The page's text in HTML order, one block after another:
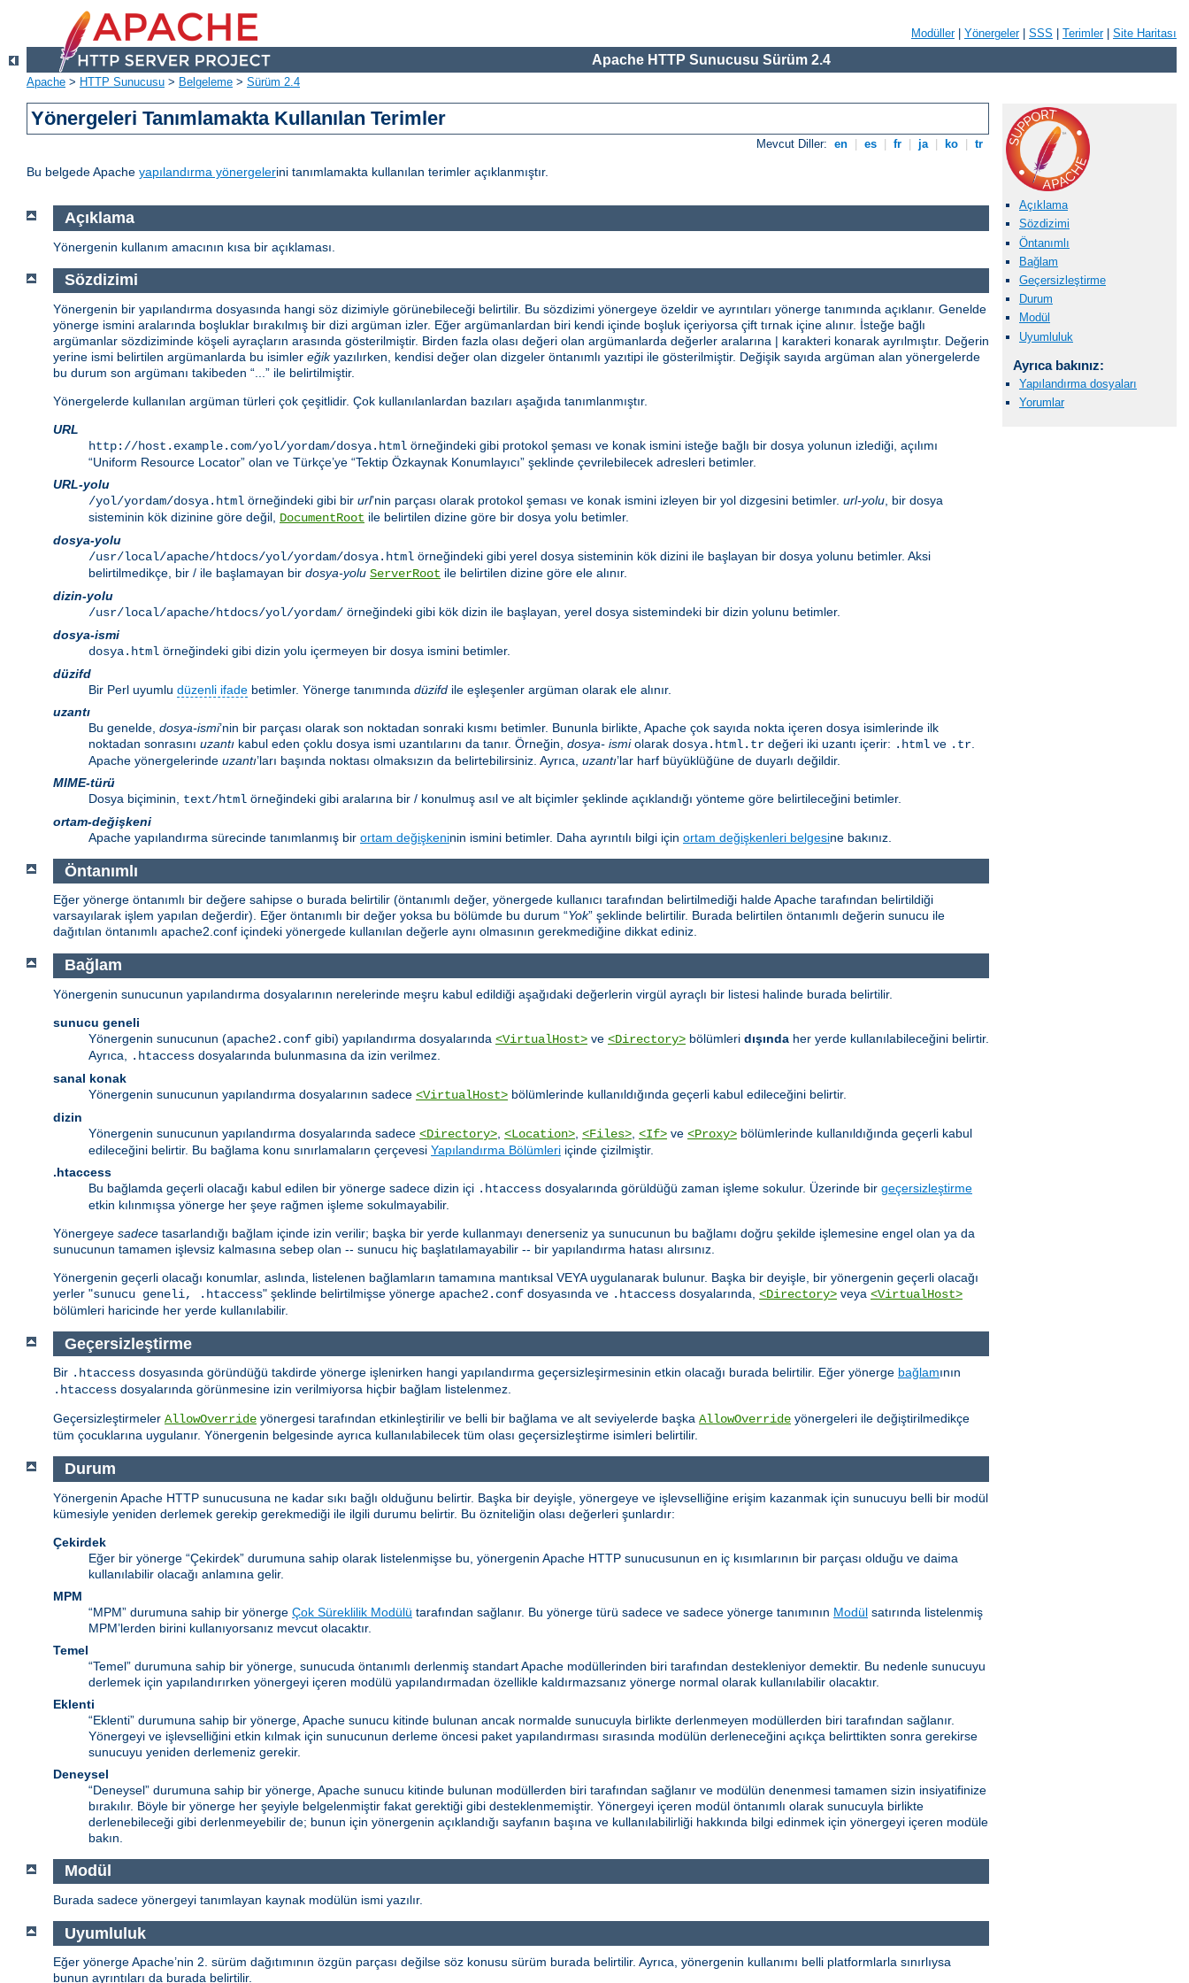
Modüller| Yönergeler| SSS Terimler| Site Haritası
Apache HTTP Sunucusu Sürüm 2.4
Apache > HTTP Sunucusu > Belgeleme > Sürüm 2.4
Yönergeleri Tanımlamakta Kullanılan Terimler
Mevcut Diller: en es fr ja ko tr
Bu belgede Apache yapılandırma yönergelerini tanımlamakta kullanılan terimler açıklanmıştır.
Açıklama
Sözdizimi
Öntanımlı
Bağlam
Geçersizleştirme
Durum
Modül
Uyumluluk
Ayrıca bakınız:
Yapılandırma dosyaları
Yorumlar
Açıklama
Yönergenin kullanım amacının kısa bir açıklaması.
Sözdizimi
Yönergenin bir yapılandırma dosyasında hangi söz dizimiyle görünebileceği belirtilir. Bu sözdizimi yönergeye özeldir ve ayrıntıları yönerge tanımında açıklanır. Genelde
yönerge ismini aralarında boşluklar bırakılmış bir dizi argüman izler. Eğer argümanlardan biri kendi içinde boşluk içeriyorsa çift tırnak içine alınır. İsteğe bağlı
argümanlar sözdiziminde köşeli ayraçların arasında gösterilmiştir. Birden fazla olası değeri olan argümanlarda değerler aralarına | karakteri konarak ayrılmıştır. Değerin
yerine ismi belirtilen argümanlarda bu isimler eğikyazılırken, kendisi değer olan dizgeler öntanımlı yazıtipi ile gösterilmiştir. Değişik sayıda argüman alan yönergelerde
bu durum son argümanı takibeden “...” ile belirtilmiştir.
Yönergelerde kullanılan argüman türleri çok çeşitlidir. Çok kullanılanlardan bazıları aşağıda tanımlanmıştır.
URL
http://host.example.com/yol/yordam/dosya.html örneğindeki gibi protokol şeması ve konak ismini isteğe bağlı bir dosya yolunun izlediği, açılımı
“Uniform Resource Locator” olan ve Türkçe’ye “Tektip Özkaynak Konumlayıcı” şeklinde çevrilebilecek adresleri betimler.
URL-yolu
/yol/yordam/dosya.html örneğindeki gibi bir url’nin parçası olarak protokol şeması ve konak ismini izleyen bir yol dizgesini betimler. url-yolu , bir dosya
sisteminin kök dizinine göre değil, DocumentRoot ile belirtilen dizine göre bir dosya yolu betimler.
dosya-yolu
/usr/local/apache/htdocs/yol/yordam/dosya.html örneğindeki gibi yerel dosya sisteminin kök dizini ile başlayan bir dosya yolunu betimler. Aksi
belirtilmedikçe, bir / ile başlamayan bir dosya-yolu ServerRoot ile belirtilen dizine göre ele alınır.
dizin-yolu
/usr/local/apache/htdocs/yol/yordam/ örneğindeki gibi kök dizin ile başlayan, yerel dosya sistemindeki bir dizin yolunu betimler.
dosya-ismi
dosya.html örneğindeki gibi dizin yolu içermeyen bir dosya ismini betimler.
düzifd
Bir Perl uyumlu düzenli ifade betimler. Yönerge tanımında düzifd ile eşleşenler argüman olarak ele alınır.
uzantı
Bu genelde, dosya-ismi’nin bir parçası olarak son noktadan sonraki kısmı betimler. Bununla birlikte, Apache çok sayıda nokta içeren dosya isimlerinde ilk
noktadan sonrasını uzantı kabul eden çoklu dosya ismi uzantılarını da tanır. Örneğin, dosya- ismiolarak dosya.html.tr değeri iki uzantı içerir: .html ve .tr
Apache yönergelerinde uzantı’ları başında noktası olmaksızın da belirtebilirsiniz. Ayrıca, uzantı’lar harf büyüklüğüne de duyarlı değildir.
MIME-türü
Dosya biçiminin, text/html örneğindeki gibi aralarına bir / konulmuş asıl ve alt biçimler şeklinde açıklandığı yönteme göre belirtileceğini betimler.
ortam-değişkeni
Apache yapılandırma sürecinde tanımlanmış bir ortam değişkeninin ismini betimler. Daha ayrıntılı bilgi için ortam değişkenleri belgesine bakınız.
Öntanımlı
Eğer yönerge öntanımlı bir değere sahipse o burada belirtilir (öntanımlı değer, yönergede kullanıcı tarafından belirtilmediği halde Apache tarafından belirtildiği
varsayılarak işlem yapılan değerdir). Eğer öntanımlı bir değer yoksa bu bölümde bu durum “Yok” şeklinde belirtilir. Burada belirtilen öntanımlı değerin sunucu ile
dağıtılan öntanımlı apache2.conf içindeki yönergede kullanılan değerle aynı olmasının gerekmediğine dikkat ediniz.
Bağlam
Yönergenin sunucunun yapılandırma dosyalarının nerelerinde meşru kabul edildiği aşağıdaki değerlerin virgül ayraçlı bir listesi halinde burada belirtilir.
sunucu geneli
Yönergenin sunucunun (apache2.conf gibi) yapılandırma dosyalarında <VirtualHost> ve <Directory> bölümleri dışında her yerde kullanılabileceğini belirtir.
Ayrıca,
.htaccess dosyalarında bulunmasına da izin verilmez.
sanal konak
Yönergenin sunucunun yapılandırma dosyalarının sadece <VirtualHost> bölümlerinde kullanıldığında geçerli kabul edileceğini belirtir.
dizin
Yönergenin sunucunun yapılandırma dosyalarında sadece <Directory> <Location> <Files> <If> ve <Proxy> bölümlerinde kullanıldığında geçerli kabul
edileceğini belirtir. Bu bağlama konu sınırlamaların çerçevesi Yapılandırma Bölümleri içinde çizilmiştir.
.htaccess
Bu bağlamda geçerli olacağı kabul edilen bir yönerge sadece dizin içi .htaccess dosyalarında görüldüğü zaman işleme sokulur. Üzerinde bir geçersizleştirme
etkin kılınmışsa yönerge her şeye rağmen işleme sokulmayabilir.
Yönergeye sadece tasarlandığı bağlam içinde izin verilir; başka bir yerde kullanmayı denerseniz ya sunucunun bu bağlamı doğru şekilde işlemesine engel olan ya da
sunucunun tamamen işlevsiz kalmasına sebep olan -- sunucu hiç başlatılamayabilir -- bir yapılandırma hatası alırsınız.
Yönergenin geçerli olacağı konumlar, aslında, listelenen bağlamların tamamına mantıksal VEYA uygulanarak bulunur. Başka bir deyişle, bir yönergenin geçerli olacağı
yerler "sunucu geneli, .htaccess" şeklinde belirtilmişse yönerge apache2.conf dosyasında ve .htaccess dosyalarında, <Directory> veya <VirtualHost>
bölümleri haricinde her yerde kullanılabilir.
Geçersizleştirme
Bir .htaccess dosyasında göründüğü takdirde yönerge işlenirken hangi yapılandırma geçersizleşirmesinin etkin olacağı burada belirtilir. Eğer yönerge bağlamının
.htaccess dosyalarında görünmesine izin verilmiyorsa hiçbir bağlam listelenmez.
Geçersizleştirmeler AllowOverride yönergesi tarafından etkinleştirilir ve belli bir bağlama ve alt seviyelerde başka AllowOverride yönergeleri ile değiştirilmedikçe
tüm çocuklarına uygulanır. Yönergenin belgesinde ayrıca kullanılabilecek tüm olası geçersizleştirme isimleri belirtilir.
Durum
Yönergenin Apache HTTP sunucusuna ne kadar sıkı bağlı olduğunu belirtir. Başka bir deyişle, yönergeye ve işlevselliğine erişim kazanmak için sunucuyu belli bir modül
kümesiyle yeniden derlemek gerekip gerekmediği ile ilgili durumu belirtir. Bu özniteliğin olası değerleri şunlardır:
Çekirdek
Eğer bir yönerge “Çekirdek” durumuna sahip olarak listelenmişse bu, yönergenin Apache HTTP sunucusunun en iç kısımlarının bir parçası olduğu ve daima
kullanılabilir olacağı anlamına gelir.
MPM
“MPM” durumuna sahip bir yönerge Çok Süreklilik Modülü tarafından sağlanır. Bu yönerge türü sadece ve sadece yönerge tanımının Modül satırında listelenmiş
MPM’lerden birini kullanıyorsanız mevcut olacaktır.
Temel
“Temel” durumuna sahip bir yönerge, sunucuda öntanımlı derlenmiş standart Apache modüllerinden biri tarafından destekleniyor demektir. Bu nedenle sunucuyu
derlemek için yapılandırırken yönergeyi içeren modülü yapılandırmadan özellikle kaldırmazsanız yönerge normal olarak kullanılabilir olacaktır.
Eklenti
“Eklenti” durumuna sahip bir yönerge, Apache sunucu kitinde bulunan ancak normalde sunucuyla birlikte derlenmeyen modüllerden biri tarafından sağlanır.
Yönergeyi ve işlevselliğini etkin kılmak için sunucunun derleme öncesi paket yapılandırması sırasında modülün derleneceğini açıkça belirttikten sonra gerekirse
sunucuyu yeniden derlemeniz gerekir.
Deneysel
“Deneysel” durumuna sahip bir yönerge, Apache sunucu kitinde bulunan modüllerden biri tarafından sağlanır ve modülün denenmesi tamamen sizin insiyatifinize
bırakılır. Böyle bir yönerge her şeyiyle belgelenmiştir fakat gerektiği gibi desteklenmemiştir. Yönergeyi içeren modül öntanımlı olarak sunucuyla birlikte
derlenebileceği gibi derlenmeyebilir de; bunun için yönergenin açıklandığı sayfanın başına ve kullanılabilirliği hakkında bilgi edinmek için yönergeyi içeren modüle
bakın.
Modül
Burada sadece yönergeyi tanımlayan kaynak modülün ismi yazılır.
Uyumluluk
Eğer yönerge Apache’nin 2. sürüm dağıtımının özgün parçası değilse söz konusu sürüm burada belirtilir. Ayrıca, yönergenin kullanımı belli platformlarla sınırlıysa
bunun ayrıntıları da burada belirtilir.